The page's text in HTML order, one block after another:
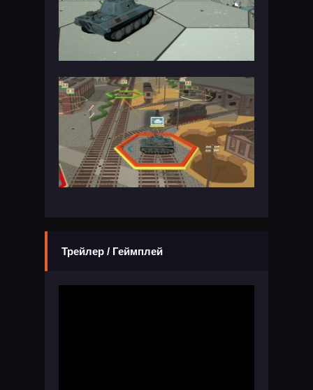
Трейлер / Геймплей